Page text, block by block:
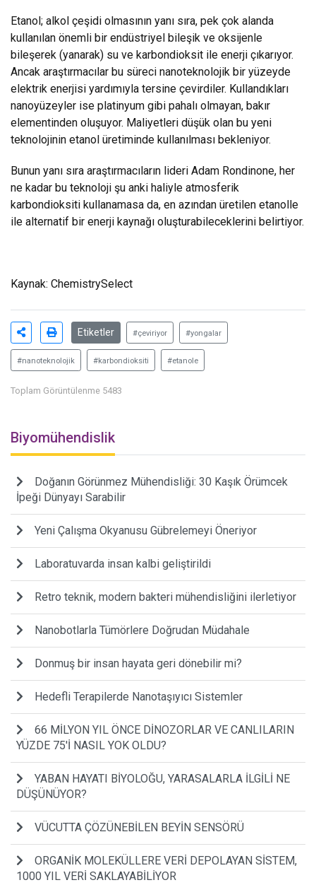
Etanol; alkol çeşidi olmasının yanı sıra, pek çok alanda
kullanılan önemli bir endüstriyel bileşik ve oksijenle
bileşerek (yanarak) su ve karbondioksit ile enerji çıkarıyor.
Ancak araştırmacılar bu süreci nanoteknolojik bir yüzeyde
elektrik enerjisi yardımıyla tersine çevirdiler. Kullandıkları
nanoyüzeyler ise platinyum gibi pahalı olmayan, bakır
elementinden oluşuyor. Maliyetleri düşük olan bu yeni
teknolojinin etanol üretiminde kullanılması bekleniyor.
Bunun yanı sıra araştırmacıların lideri Adam Rondinone, her
ne kadar bu teknoloji şu anki haliyle atmosferik
karbondioksiti kullanamasa da, en azından üretilen etanolle
ile alternatif bir enerji kaynağı oluşturabileceklerini belirtiyor.
Kaynak: ChemistrySelect
Etiketler #çeviriyor #yongalar
#nanoteknolojik #karbondioksiti #etanole
Toplam Görüntülenme 5483
Biyomühendislik
Doğanın Görünmez Mühendisliği: 30 Kaşık Örümcek
İpeği Dünyayı Sarabilir
Yeni Çalışma Okyanusu Gübrelemeyi Öneriyor
Laboratuvarda insan kalbi geliştirildi
Retro teknik, modern bakteri mühendisliğini ilerletiyor
Nanobotlarla Tümörlere Doğrudan Müdahale
Donmuş bir insan hayata geri dönebilir mi?
Hedefli Terapilerde Nanotaşıyıcı Sistemler
66 MİLYON YIL ÖNCE DİNOZORLAR VE CANLILARIN
YÜZDE 75'İ NASIL YOK OLDU?
YABAN HAYATI BİYOLOĞU, YARASALARLA İLGİLİ NE
DÜŞÜNÜYOR?
VÜCUTTA ÇÖZÜNEBİLEN BEYİN SENSÖRÜ
ORGANİK MOLEKÜLLERE VERİ DEPOLAYAN SİSTEM,
1000 YIL VERİ SAKLAYABİLİYOR